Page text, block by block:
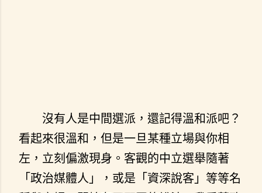
沒有人是中間選派，還記得溫和派吧？
看起來很溫和，但是一旦某種立場與你相
左，立刻偏激現身。客觀的中立選舉隨著
「政治媒體人」，或是「資深說客」等等名